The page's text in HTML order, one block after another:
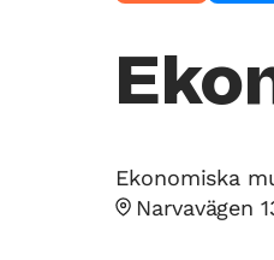
Ekonomiska
Narvavägen